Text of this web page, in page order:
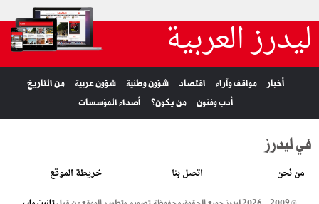
ليدرز العربية
أخبار مواقف وآراء اقتصاد شؤون وطنية شؤون عربية
من التاريخ
أدب وفنون
من يكون؟ أصداء المؤسسات
في ليدرز
من نحن اتصل بنا خريطة الموقع